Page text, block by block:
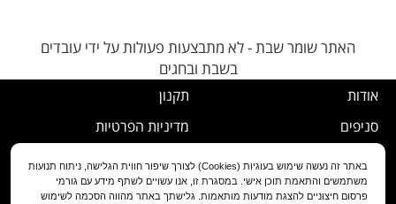
האתר שומר שבת - לא מתבצעות פעולות על ידי עובדים
בשבת ובחגים
אודות
סניפים
שירות לקוחות
תקנון
מדיניות הפרטיות
נוהל ביטול עסקה
מדיניות החלפה/החזרה/ביטול
באתר זה נעשה שימוש בעוגיות (Cookies) לצורך שיפור חווית הגלישה, ניתוח תנועות
משתמשים והתאמת תוכן אישי. במסגרת זו, אנו עשויים לשתף מידע עם גורמי
פרסום חיצוניים להצגת מודעות מותאמות. גלישתך באתר מהווה הסכמה לשימוש